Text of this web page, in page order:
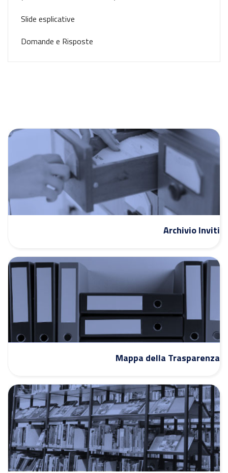
Slide esplicative
Domande e Risposte
Archivio Inviti
Mappa della Trasparenza